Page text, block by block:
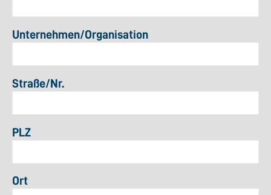
Unternehmen/Organisation
Straße/Nr.
PLZ
Ort